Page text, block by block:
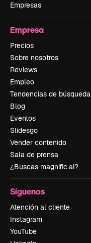
Empresas
Empresa
Precios
Sobre nosotros
Reviews
Empleo
Tendencias de búsqueda
Blog
Eventos
Slidesgo
Vender contenido
Sala de prensa
¿Buscas magnific.ai?
Síguenos
Atención al cliente
Instagram
YouTube